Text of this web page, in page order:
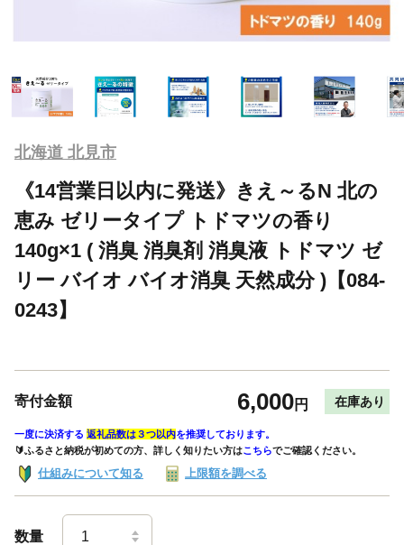
北海道 北見市
《14営業日以内に発送》きえ～るN 北の
恵み ゼリータイプ トドマツの香り
140g×1 ( 消臭 消臭剤 消臭液 トドマツ ゼ
リー バイオ バイオ消臭 天然成分 )【084-
0243】
寄付金額 6,000円 在庫あり
一度に決済する 返礼品数は３つ以内を推奨しております。
🔰ふるさと納税が初めての方、詳しく知りたい方はこちらでご確認ください。
仕組みについて知る 上限額を調べる
数量